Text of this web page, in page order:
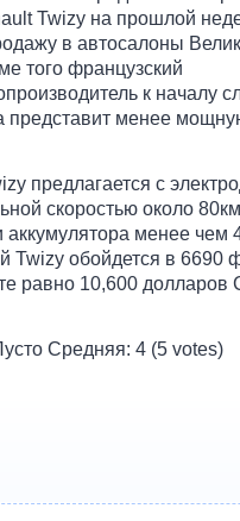
Twizy на прошлой
в автосалоны
того французский
к началу
представит менее
предлагается с
скоростью около
менее чем
Twizy обойдется в 6690
равно 10,600
Средняя:4 (5 votes)